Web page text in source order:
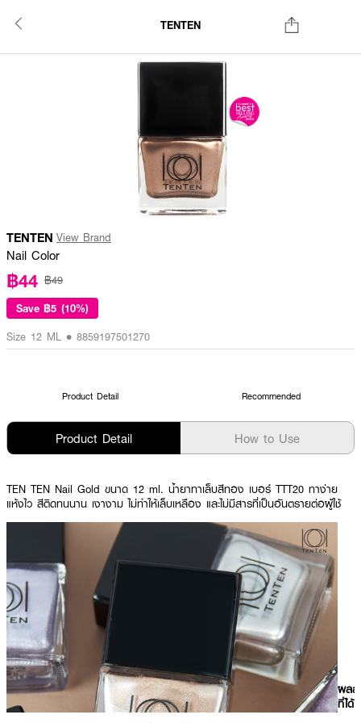
TENTEN
TENTEN View Brand
Nail Color
฿44 ฿49
Save ฿5 (10%)
Size 12 ML • 8859197501270
Product Detail Recommended
Product Detail How to Use
TEN TEN Nail Gold ขนาด 12 ml. น้ำยาทาเล็บสีทอง เบอร์ TTT20 ทาง่าย
แห้งไว สีติดทนนาน เงางาม ไม่ทำให้เล็บเหลือง และไม่มีสารที่เป็นอันตรายต่อผู้ใช้
ผลลั
ที่ได้ :